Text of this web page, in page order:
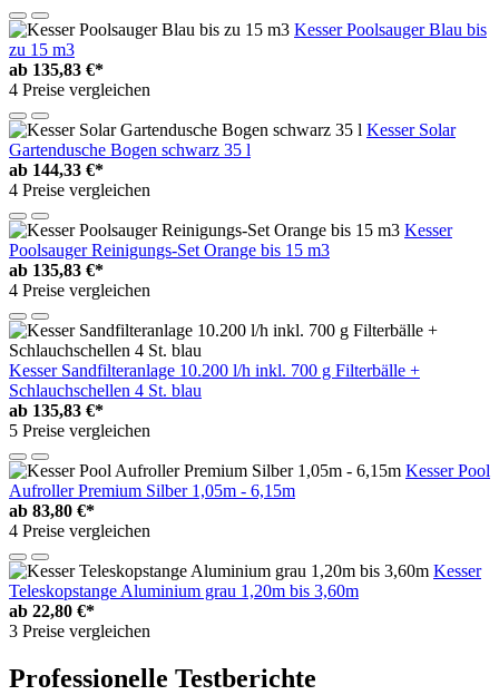
Kesser Poolsauger Blau bis
zu 15 m3
ab 135,83 €*
4 Preise vergleichen
Kesser Solar
Gartendusche Bogen schwarz 35 l
ab 144,33 €*
4 Preise vergleichen
Kesser
Poolsauger Reinigungs-Set Orange bis 15 m3
ab 135,83 €*
4 Preise vergleichen
Kesser Sandfilteranlage 10.200 l/h inkl. 700 g Filterbälle +
Schlauchschellen 4 St. blau
ab 135,83 €*
5 Preise vergleichen
Kesser Pool
Aufroller Premium Silber 1,05m - 6,15m
ab 83,80 €*
4 Preise vergleichen
Kesser
Teleskopstange Aluminium grau 1,20m bis 3,60m
ab 22,80 €*
3 Preise vergleichen
Professionelle Testberichte